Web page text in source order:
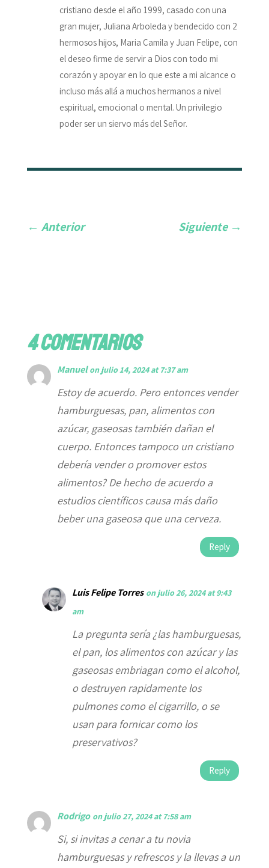
cristiano desde el año 1999, casado con una
gran mujer, Juliana Arboleda y bendecido con 2
hermosos hijos, Maria Camila y Juan Felipe, con
el deseo firme de servir a Dios con todo mi
corazón y apoyar en lo que este a mi alcance o
incluso más allá a muchos hermanos a nivel
espiritual, emocional o mental. Un privilegio
poder ser un siervo más del Señor.
← Anterior Siguiente→
4 Comentarios
Manuel on julio 14, 2024 at 7:37 am
Estoy de acuerdo. Pero entonces vender
hamburguesas, pan, alimentos con
azúcar, gaseosas también dañan el
cuerpo. Entonces tampoco un cristiano
debería vender o promover estos
alimentos? De hecho de acuerdo a
estudios científicos causa más daño
beber una gaseosa que una cerveza.
Reply
Luis Felipe Torres on julio 26, 2024 at 9:43
am
La pregunta sería ¿las hamburguesas,
el pan, los alimentos con azúcar y las
gaseosas embriagan como el alcohol,
o destruyen rapidamente los
pulmones como el cigarrillo, o se
usan para fornicar como los
preservativos?
Reply
Rodrigo on julio 27, 2024 at 7:58 am
Si, si invitas a cenar a tu novia
hamburguesas y refrescos y la llevas a un